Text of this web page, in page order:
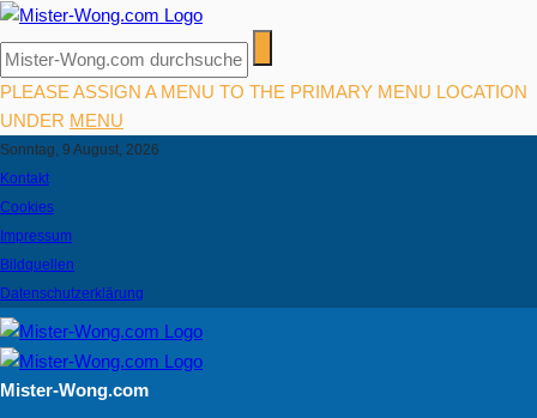
PLEASE ASSIGN A MENU TO THE PRIMARY MENU LOCATION
UNDER MENU
Sonntag, 9 August, 2026
Kontakt
Cookies
Impressum
Bildquellen
Datenschutzerklärung
Mister-Wong.com